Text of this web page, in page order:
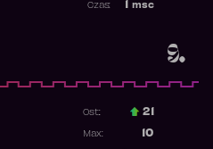
9.
msc
Czas:
Ost.: 21
10
Max: